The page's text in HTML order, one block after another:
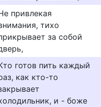
привлекая
тихо
за собой
готов пить каждый
как кто-то
и - боже